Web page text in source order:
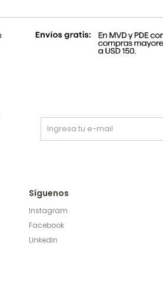
Síguenos
Instagram
Facebook
Linkedin